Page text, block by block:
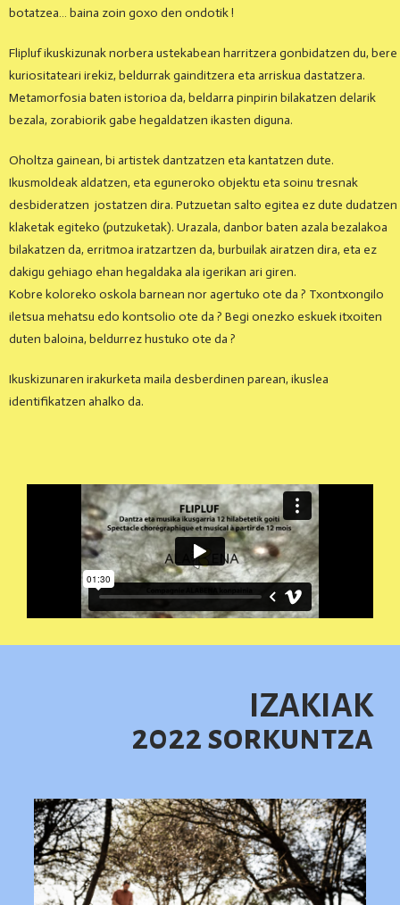
botatzea… baina zoin goxo den ondotik !
Flipluf ikuskizunak norbera ustekabean harritzera gonbidatzen du, bere
kuriositateari irekiz, beldurrak gainditzera eta arriskua dastatzera.
Metamorfosia baten istorioa da, beldarra pinpirin bilakatzen delarik
bezala, zorabiorik gabe hegaldatzen ikasten diguna.
Oholtza gainean, bi artistek dantzatzen eta kantatzen dute.
Ikusmoldeak aldatzen, eta eguneroko objektu eta soinu tresnak
desbideratzen jostatzen dira. Putzuetan salto egitea ez dute dudatzen
klaketak egiteko (putzuketak). Urazala, danbor baten azala bezalakoa
bilakatzen da, erritmoa iratzartzen da, burbuilak airatzen dira, eta ez
dakigu gehiago ehan hegaldaka ala igerikan ari giren.
Kobre koloreko oskola barnean nor agertuko ote da ? Txontxongilo
iletsua mehatsu edo kontsolio ote da ? Begi onezko eskuek itxoiten
duten baloina, beldurrez hustuko ote da ?
Ikuskizunaren irakurketa maila desberdinen parean, ikuslea
identifikatzen ahalko da.
IZAKIAK
2022 sorkuntza